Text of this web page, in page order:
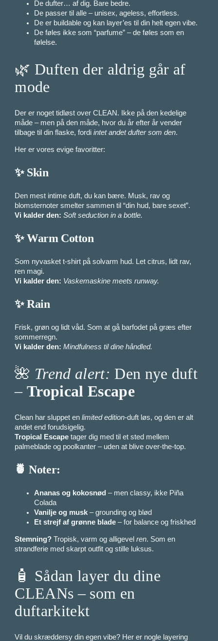
De dufter… af dig. Bare bedre.
De passer til alle – unisex, ageless, effortless.
De er buildable og kan layer’es til din helt egen vibe.
De føles ikke som “parfume” – de føles som en
følelse.
🌿 Duften der aldrig går af
mode
Der er noget tidløst over CLEAN. Ikke på den kedelige
måde – men på den måde, hvor du år efter år vender
tilbage til din flaske, fordiintet andet dufter som den.
Her er vores evige favoritter:
✨ Skin
Den mest intime duft, du kan bære. Musk, rav og
blomsternoter smelter sammen til “din hud, bare sexet”.
Vi kalder den: Soft seduction in a bottle.
✨Warm Cotton
Som nyvasket t-shirt på solvarm hud. Let citrus, lidt rav,
ren magi.
Vi kalder den: Vaskemaskine meets runway.
✨Rain
Frisk, grøn og lidt våd. Som at gå barfodet på græs efter
sommerregn.
Vi kalder den: Mindfulness til dine håndled.
🌺 Trend alert: Den nye duft
–Tropical Escape
Clean har sluppet enlimited edition-duft løs, og den er alt
andet end forudsigelig.
Tropical Escape tager dig med til et sted mellem
palmeblade og poolkanter – uden at blive over-the-top.
🍍 Noter:
Ananas og kokosnød – men classy, ikke Piña
Colada
Vanilje og musk – grounding og blød
Et strejf af grønne blade – for balance og friskhed
Stemning? Tropisk, varm og alligevelren. Som en
strandferie med skarpt outfit og stille luksus.
🧴 Sådan layer du dine
CLEANs – som en
duftarkitekt
Vil du skræddersy din egen vibe? Her er nogle layering